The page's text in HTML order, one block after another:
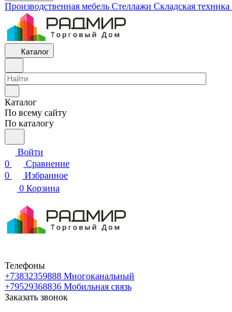
Производственная мебель Cтеллажи Складская техника
Каталог
Каталог
По всему сайту
По каталогу
Войти
0
Сравнение
0
Избранное
0 Корзина
Телефоны
+73832359888 Многоканальный
+79529368836 Мобильная связь
Заказать звонок